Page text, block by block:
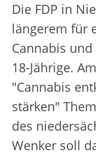
Die FDP in
längerem für
Cannabis
18-Jährige.
"Cannabis
stärken"
des
Wenker soll